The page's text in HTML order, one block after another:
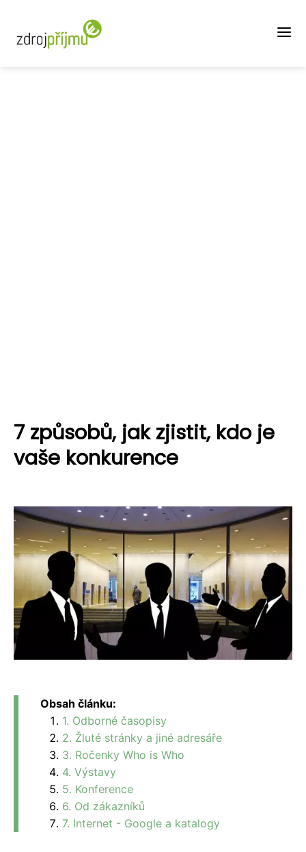
7 způsobů, jak zjistit, kdo je
vaše konkurence
Obsah článku:
1. Odborné časopisy
2. Žluté stránky a jiné adresáře
3. Ročenky Who is Who
4. Výstavy
5. Konference
6. Od zákazníků
7. Internet - Google a katalogy